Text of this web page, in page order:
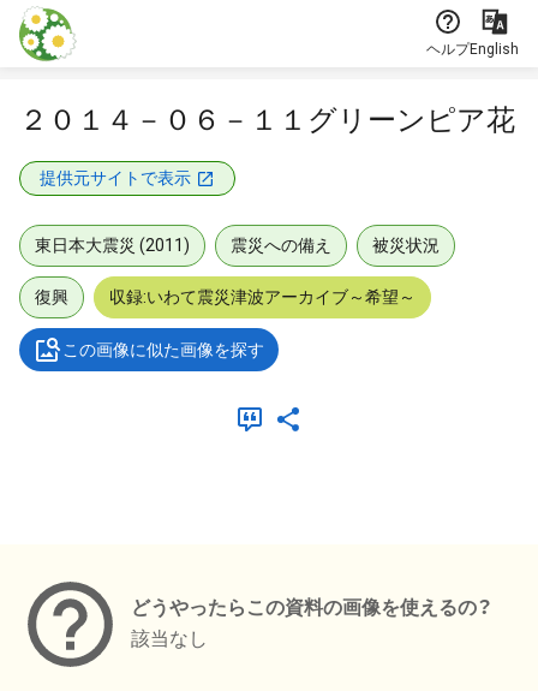
本文に飛ぶ
ヘルプEnglish
２０１４－０６－１１グリーンピア花
提供元サイトで表示
東日本大震災 (2011) 震災への備え 被災状況
復興 収録:いわて震災津波アーカイブ～希望～
この画像に似た画像を探す
どうやったらこの資料の画像を使えるの？
該当なし